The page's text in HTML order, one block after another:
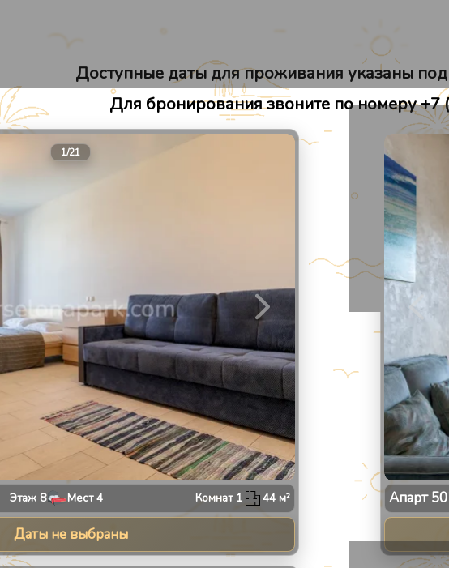
Доступные даты для проживания указаны
Для бронирования звоните по номеру +7
1/21
Этаж 8 Мест4 Комнат 1 44 м²
Даты не выбраны
Апарт